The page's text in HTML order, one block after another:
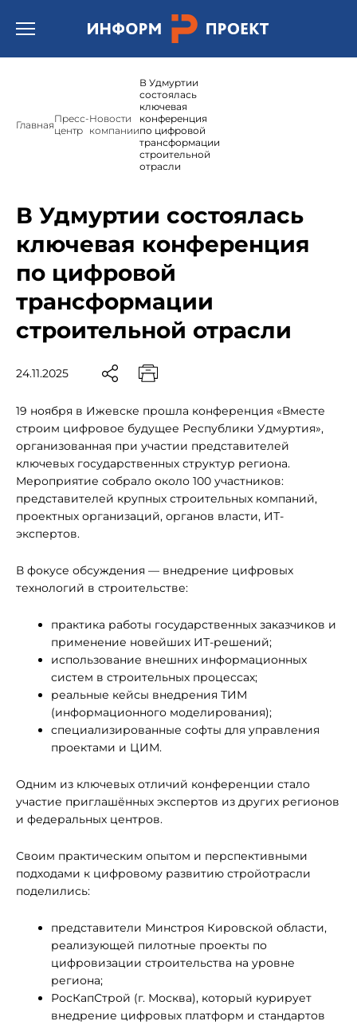
Открыть бургер меню.
ГлавнаяПресс-
центр
Новости
компании
В Удмуртии
состоялась
ключевая
конференция
по цифровой
трансформации
строительной
отрасли
В Удмуртии состоялась
ключевая конференция
по цифровой
трансформации
строительной отрасли
24.11.2025
19 ноября в Ижевске прошла конференция «Вместе
строим цифровое будущее Республики Удмуртия»,
организованная при участии представителей
ключевых государственных структур региона.​
Мероприятие собрало около 100 участников:
представителей крупных строительных компаний,
проектных организаций, органов власти, ИТ-
экспертов.
В фокусе обсуждения — внедрение цифровых
технологий в строительстве:
практика работы государственных заказчиков и
применение новейших ИТ-решений;
использование внешних информационных
систем в строительных процессах;
реальные кейсы внедрения ТИМ
(информационного моделирования);
специализированные софты для управления
проектами и ЦИМ.
Одним из ключевых отличий конференции стало
участие приглашённых экспертов из других регионов
и федеральных центров.
Своим практическим опытом и перспективными
подходами к цифровому развитию стройотрасли
поделились:
представители Минстроя Кировской области,
реализующей пилотные проекты по
цифровизации строительства на уровне
региона;
РосКапСтрой (г. Москва), который курирует
внедрение цифровых платформ и стандартов